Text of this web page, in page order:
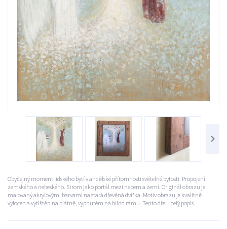
Obyčejný moment lidského bytí v andělské přítomnosti světelné bytosti. Propojení
zemského a nebeského. Strom jako portál mezi nebem a zemí. Originál obrazu je
malovaný akrylovými barvami na stará dřevěná dvířka. Motiv obrazu je kvalitně
vyfocen a vytištěn na plátně, vypnutém na blind rámu. Tento dře... celý popis